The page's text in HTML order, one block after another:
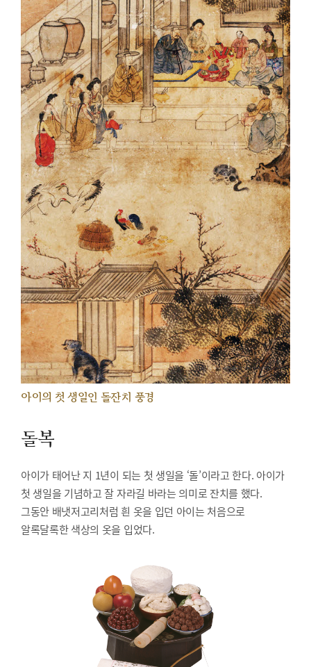
아이의 첫 생일인 돌잔치 풍경
돌복
아이가 태어난 지 1년이 되는 첫 생일을 ‘돌’이라고 한다. 아이가
첫 생일을 기념하고 잘 자라길 바라는 의미로 잔치를 했다.
그동안 배냇저고리처럼 흰 옷을 입던 아이는 처음으로
알록달록한 색상의 옷을 입었다.